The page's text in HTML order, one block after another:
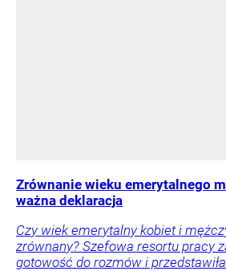
Zrównanie wieku emerytalnego
ważna deklaracja
Czy wiek emerytalny kobiet i
zrównany? Szefowa resortu pracy
gotowość do rozmów i